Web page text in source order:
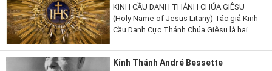
KINH CẦU DANH THÁNH CHÚA GIÊSU
(Holy Name of Jesus Litany) Tác giả Kinh
Cầu Danh Cực Thánh Chúa Giêsu là hai
Bernadine thành Siena (1380-1444), cả hai
đều có lòng rất sùng kính và...
Kinh Thánh André Bessette